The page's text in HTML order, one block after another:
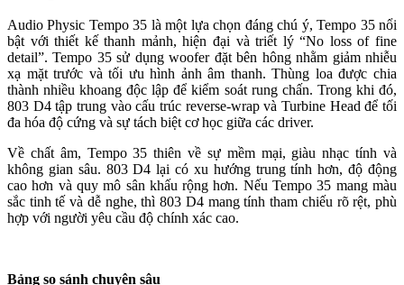
Audio Physic Tempo 35 là một lựa chọn đáng chú ý, Tempo 35 nổi
bật với thiết kế thanh mảnh, hiện đại và triết lý “No loss of fine
detail”. Tempo 35 sử dụng woofer đặt bên hông nhằm giảm nhiễu
xạ mặt trước và tối ưu hình ảnh âm thanh. Thùng loa được chia
thành nhiều khoang độc lập để kiểm soát rung chấn. Trong khi đó,
803 D4 tập trung vào cấu trúc reverse-wrap và Turbine Head để tối
đa hóa độ cứng và sự tách biệt cơ học giữa các driver.
Về chất âm, Tempo 35 thiên về sự mềm mại, giàu nhạc tính và
không gian sâu. 803 D4 lại có xu hướng trung tính hơn, độ động
cao hơn và quy mô sân khấu rộng hơn. Nếu Tempo 35 mang màu
sắc tinh tế và dễ nghe, thì 803 D4 mang tính tham chiếu rõ rệt, phù
hợp với người yêu cầu độ chính xác cao.
Bảng so sánh chuyên sâu